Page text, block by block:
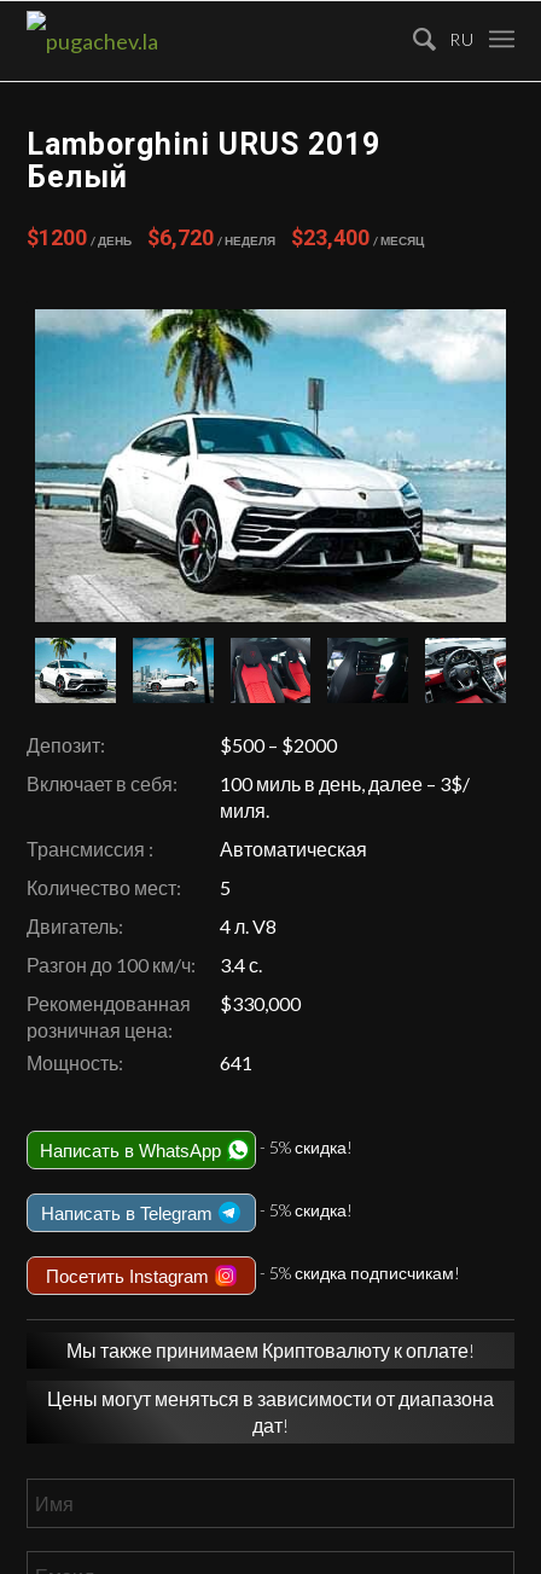
Lamborghini URUS 2019
Белый
$1200 / День $6,720 / Неделя $23,400 / Месяц
Депозит:
$500 – $2000
Включает в себя:
100 миль в день, далее – 3$/
миля.
Трансмиссия :
Автоматическая
Количество мест:
5
Двигатель:
4 л. V8
Разгон до 100 км/ч:
3.4 с.
Рекомендованная
розничная цена:
$330,000
Мощность: 641
Написать в WhatsApp - 5% скидка!
Написать в Telegram - 5% скидка!
Посетить Instagram - 5% скидка подписчикам!
Мы также принимаем Криптовалюту к оплате!
Цены могут меняться в зависимости от диапазона
дат!
RU